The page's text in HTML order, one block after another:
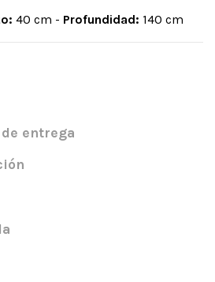
40 cm - Profundidad: 140 cm
entrega